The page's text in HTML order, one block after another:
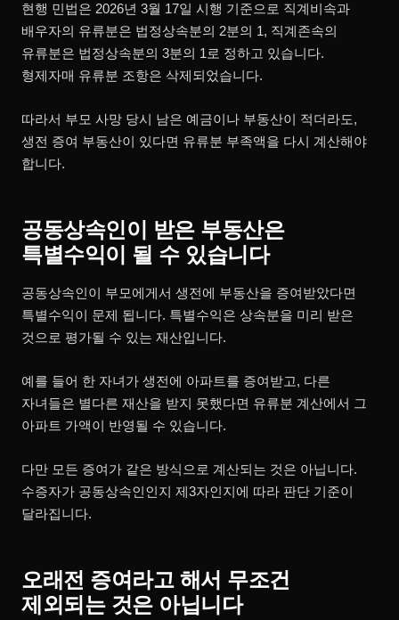
현행 민법은 2026년 3월 17일 시행 기준으로 직계비속과
배우자의 유류분은 법정상속분의 2분의 1, 직계존속의
유류분은 법정상속분의 3분의 1로 정하고 있습니다.
형제자매 유류분 조항은 삭제되었습니다.
따라서 부모 사망 당시 남은 예금이나 부동산이 적더라도,
생전 증여 부동산이 있다면 유류분 부족액을 다시 계산해야
합니다.
공동상속인이 받은 부동산은
특별수익이 될 수 있습니다
공동상속인이 부모에게서 생전에 부동산을 증여받았다면
특별수익이 문제 됩니다. 특별수익은 상속분을 미리 받은
것으로 평가될 수 있는 재산입니다.
예를 들어 한 자녀가 생전에 아파트를 증여받고, 다른
자녀들은 별다른 재산을 받지 못했다면 유류분 계산에서 그
아파트 가액이 반영될 수 있습니다.
다만 모든 증여가 같은 방식으로 계산되는 것은 아닙니다.
수증자가 공동상속인인지 제3자인지에 따라 판단 기준이
달라집니다.
오래전 증여라고 해서 무조건
제외되는 것은 아닙니다